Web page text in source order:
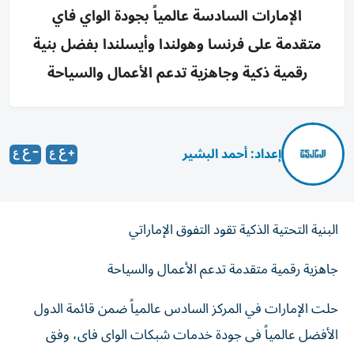
الإمارات السادسة عالمياً بجودة الواي فاي
متقدمة على فرنسا وهولندا وأيسلندا بفضل بنية
رقمية ذكية وجاهزية تدعم الأعمال والسياحة
إعداد: أحمد البشير
البنية التحتية الذكية تقود التفوق الإماراتي
جاهزية رقمية متقدمة تدعم الأعمال والسياحة
حلت الإمارات في المركز السادس عالمياً ضمن قائمة الدول
الأفضل عالمياً في جودة خدمات شبكات الواي فاي، وفق